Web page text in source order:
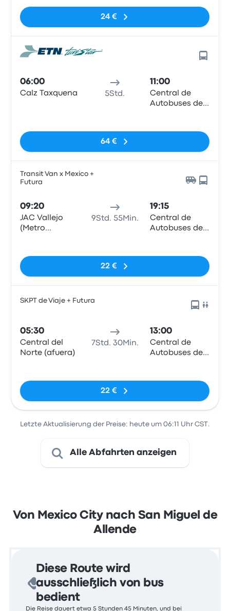
24 €
06:00
Calz Taxquena 5Std.
11:00
Central de
Autobuses de
64 €
Transit Van x Mexico +
Futura
09:20
JAC Vallejo
(Metro
9Std. 55Min.
19:15
Central de
Autobuses de
22 €
SKPT de Viaje + Futura
05:30
Central del
Norte (afuera)
7Std. 30Min.
13:00
Central de
Autobuses de
22 €
Letzte Aktualisierung der Preise: heute um 06:11 Uhr CST.
Alle Abfahrten anzeigen
Von Mexico City nach San Miguel de
Allende
Diese Route wird
ausschließlich von bus
bedient
Die Reise dauert etwa 5 Stunden 45 Minuten, und bei